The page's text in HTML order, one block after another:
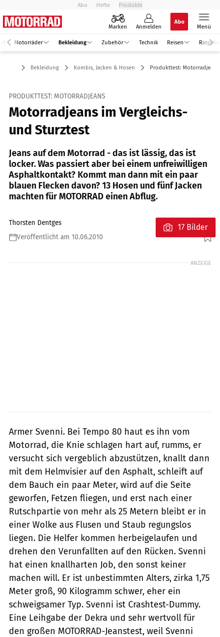
Abo Hefte Produkte
Marken Anmelden
Abo
Menü
Motorräder Bekleidung Zubehör Technik Reisen
Bekleidung Kombis, Jacken & Hosen Produkttest: Motorradjeans
PRODUKTTEST: MOTORRADJEANS
Motorradjeans im Vergleichs-
und Sturztest
Jeans auf dem Motorrad - das ist lässig, das ist
locker. Was passiert aber bei einem unfreiwilligen
Asphaltkontakt? Kommt man dann mit ein paar
blauen Flecken davon? 13 Hosen und fünf Jacken
machten für MOTORRAD einen Abflug.
Thorsten Dentges
Veröffentlicht am 10.06.2010
Foto: Lohse
17 Bilder
ANZEIGE
Armer Svenni. Bei Tempo 80 haut es ihn vom
Motorrad, die Knie schlagen hart auf, rumms, er
versucht sich vergeblich abzustützen, knallt dann
mit dem Helmvisier auf den Asphalt, schleift auf
dem Bauch ein paar Meter, wird auf die Seite
geworfen, Fetzen fliegen, und erst nach einer
Rutschpartie von mehr als 25 Metern bleibt er in
einer Wolke aus Flusen und Staub regungslos
liegen. Die Helfer kommen herbeigelaufen und
drehen den Verunfallten auf den Rücken. Svenni
hat einen knallharten Job, den sonst keiner
machen will. Er ist unbestimmten Alters, zirka 1,75
Meter groß, 90 Kilogramm schwer, eher ein
schweigsamer Typ. Svenni ist Crashtest-Dummy.
Eine Leihgabe der Dekra und sehr wertvoll für
den großen MOTORRAD-Jeanstest, weil Svenni